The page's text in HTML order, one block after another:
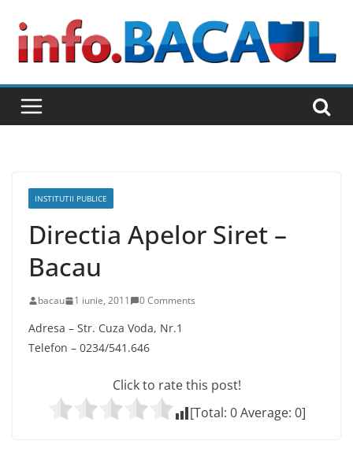
content
INSTITUTII PUBLICE
Directia Apelor Siret –
Bacau
bacau 1 iunie, 2011 0 Comments
Adresa – Str. Cuza Voda, Nr.1
Telefon – 0234/541.646
Click to rate this post!
[Total: 0Average: 0]